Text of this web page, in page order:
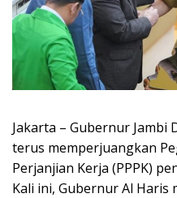
Jakarta – Gubernur Jambi
terus memperjuangkan
Perjanjian Kerja (PPPK)
Kali ini, Gubernur Al Haris